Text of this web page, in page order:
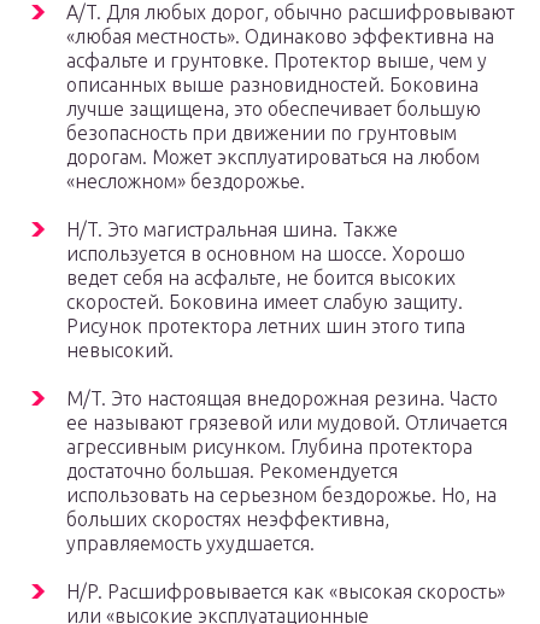
A/T. Для любых дорог, обычно расшифровывают
«любая местность». Одинаково эффективна на
асфальте и грунтовке. Протектор выше, чем у
описанных выше разновидностей. Боковина
лучше защищена, это обеспечивает большую
безопасность при движении по грунтовым
дорогам. Может эксплуатироваться на любом
«несложном» бездорожье.
H/T. Это магистральная шина. Также
используется в основном на шоссе. Хорошо
ведет себя на асфальте, не боится высоких
скоростей. Боковина имеет слабую защиту.
Рисунок протектора летних шин этого типа
невысокий.
M/T. Это настоящая внедорожная резина. Часто
ее называют грязевой или мудовой. Отличается
агрессивным рисунком. Глубина протектора
достаточно большая. Рекомендуется
использовать на серьезном бездорожье. Но, на
больших скоростях неэффективна,
управляемость ухудшается.
H/P. Расшифровывается как «высокая скорость»
или «высокие эксплуатационные